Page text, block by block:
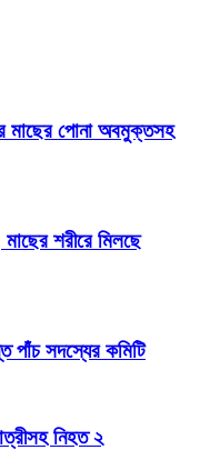
মাছের পোনা অবমুক্তসহ
মাছের শরীরে মিলছে
পাঁচ সদস্যের কমিটি
নিহত ২